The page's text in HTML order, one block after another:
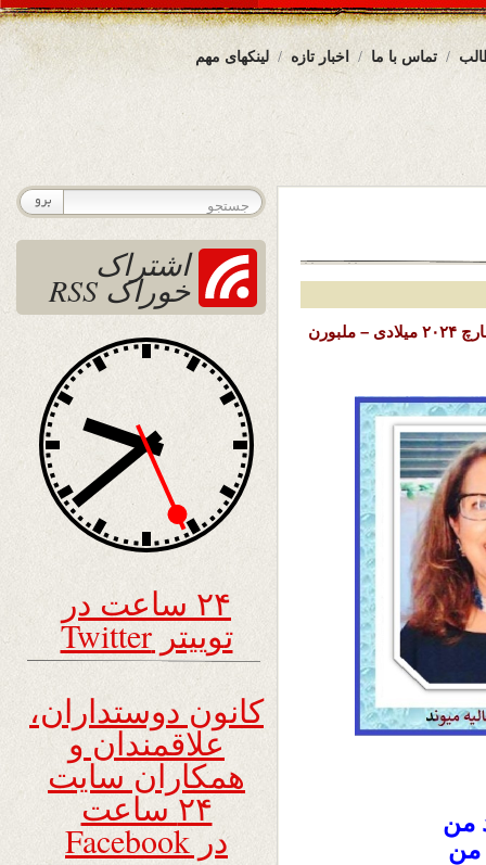
لینکهای مهم اخبار تازه تماس با ما
تاریخ نشر : چهارشنبه ۱۶ حوت (اسفند) ۱۴۰۲ خورشیدی – ۶ مارچ ۲۰۲۴ میلادی – ملبورن
من
من
اشتراک
خوراک RSS
۲۴ ساعت در
توییتر Twitter
کانون دوستداران،
علاقمندان و
همکاران سایت
۲۴ ساعت
در Facebook